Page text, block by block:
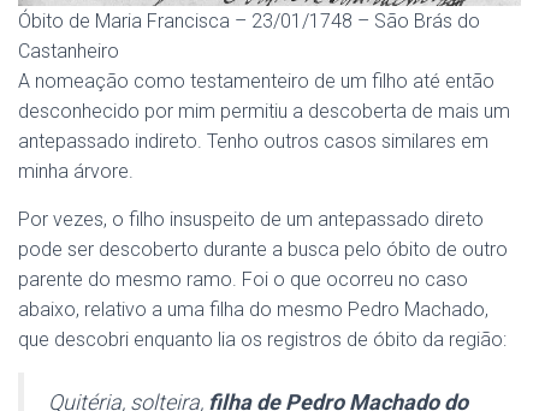
Óbito de Maria Francisca – 23/01/1748 – São Brás do
Castanheiro
A nomeação como testamenteiro de um filho até então
desconhecido por mim permitiu a descoberta de mais um
antepassado indireto. Tenho outros casos similares em
minha árvore.
Por vezes, o filho insuspeito de um antepassado direto
pode ser descoberto durante a busca pelo óbito de outro
parente do mesmo ramo. Foi o que ocorreu no caso
abaixo, relativo a uma filha do mesmo Pedro Machado,
que descobri enquanto lia os registros de óbito da região:
Quitéria, solteira, filha de Pedro Machado do